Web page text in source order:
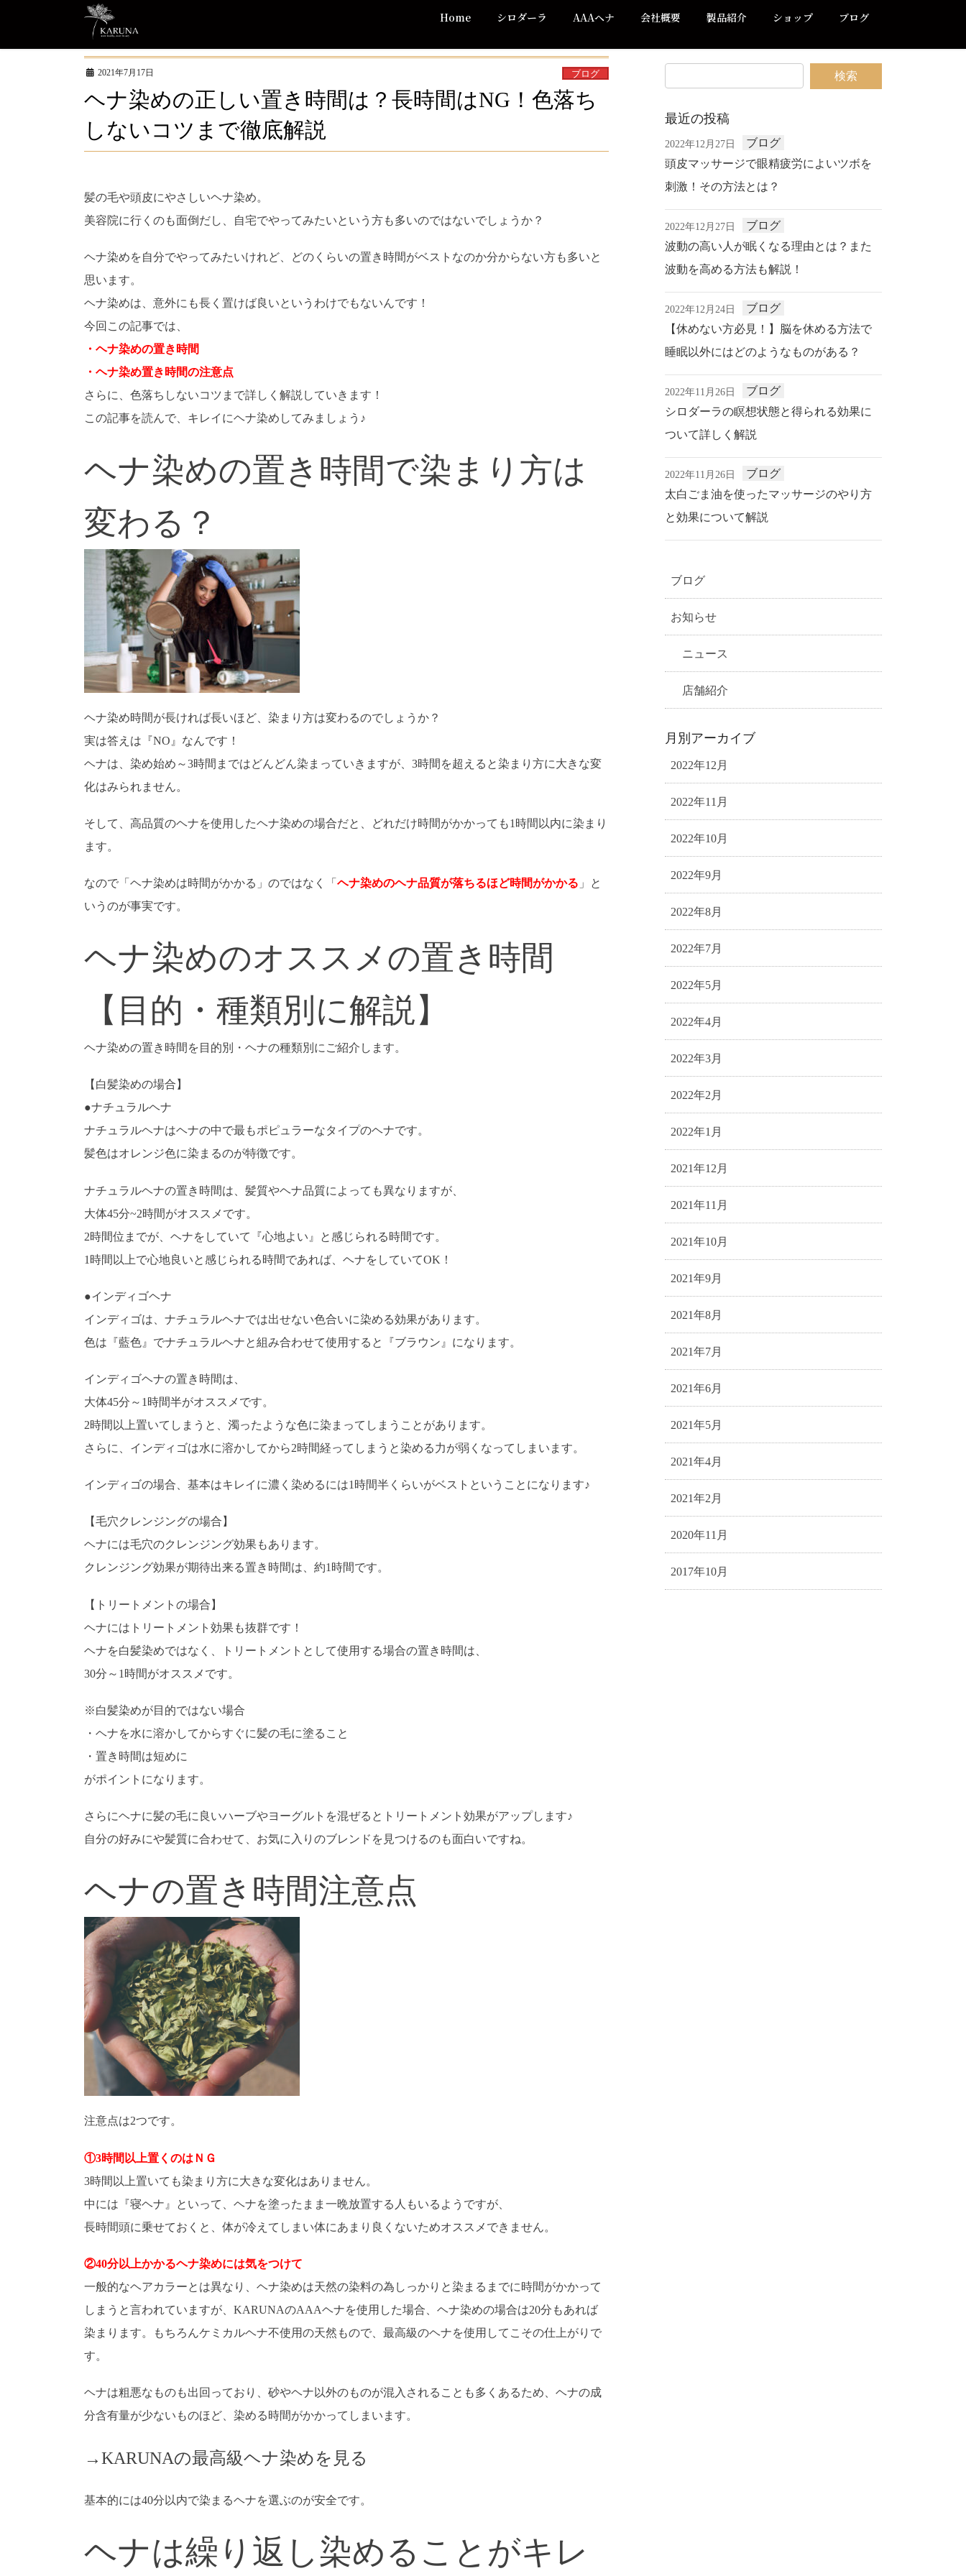
Home シロダーラ AAAヘナ 会社概要 製品紹介 ショップ ブログ
2021年7月17日 ブログ
ヘナ染めの正しい置き時間は？長時間はNG！色落ち
しないコツまで徹底解説
髪の毛や頭皮にやさしいヘナ染め。
美容院に行くのも面倒だし、自宅でやってみたいという方も多いのではないでしょうか？
ヘナ染めを自分でやってみたいけれど、どのくらいの置き時間がベストなのか分からない方も多いと
思います。
ヘナ染めは、意外にも長く置けば良いというわけでもないんです！
今回この記事では、
・ヘナ染めの置き時間
・ヘナ染め置き時間の注意点
さらに、色落ちしないコツまで詳しく解説していきます！
この記事を読んで、キレイにヘナ染めしてみましょう♪
ヘナ染めの置き時間で染まり方は
変わる？
ヘナ染め時間が長ければ長いほど、染まり方は変わるのでしょうか？
実は答えは『NO』なんです！
ヘナは、染め始め～3時間まではどんどん染まっていきますが、3時間を超えると染まり方に大きな変
化はみられません。
そして、高品質のヘナを使用したヘナ染めの場合だと、どれだけ時間がかかっても1時間以内に染まり
ます。
なので「ヘナ染めは時間がかかる」のではなく「 ヘナ染めのヘナ品質が落ちるほど時間がかかる 」と
いうのが事実です。
ヘナ染めのオススメの置き時間
【目的・種類別に解説】
ヘナ染めの置き時間を目的別・ヘナの種類別にご紹介します。
【白髪染めの場合】
●ナチュラルヘナ
ナチュラルヘナはヘナの中で最もポピュラーなタイプのヘナです。
髪色はオレンジ色に染まるのが特徴です。
ナチュラルヘナの置き時間は、髪質やヘナ品質によっても異なりますが、
大体45分~2時間がオススメです。
2時間位までが、ヘナをしていて『心地よい』と感じられる時間です。
1時間以上で心地良いと感じられる時間であれば、ヘナをしていてOK！
●インディゴヘナ
インディゴは、ナチュラルヘナでは出せない色合いに染める効果があります。
色は『藍色』でナチュラルヘナと組み合わせて使用すると『ブラウン』になります。
インディゴヘナの置き時間は、
大体45分～1時間半がオススメです。
2時間以上置いてしまうと、濁ったような色に染まってしまうことがあります。
さらに、インディゴは水に溶かしてから2時間経ってしまうと染める力が弱くなってしまいます。
インディゴの場合、基本はキレイに濃く染めるには1時間半くらいがベストということになります♪
【毛穴クレンジングの場合】
ヘナには毛穴のクレンジング効果もあります。
クレンジング効果が期待出来る置き時間は、約1時間です。
【トリートメントの場合】
ヘナにはトリートメント効果も抜群です！
ヘナを白髪染めではなく、トリートメントとして使用する場合の置き時間は、
30分～1時間がオススメです。
※白髪染めが目的ではない場合
・ヘナを水に溶かしてからすぐに髪の毛に塗ること
・置き時間は短めに
がポイントになります。
さらにヘナに髪の毛に良いハーブやヨーグルトを混ぜるとトリートメント効果がアップします♪
自分の好みにや髪質に合わせて、お気に入りのブレンドを見つけるのも面白いですね。
ヘナの置き時間注意点
注意点は2つです。
①3時間以上置くのはＮＧ
3時間以上置いても染まり方に大きな変化はありません。
中には『寝ヘナ』といって、ヘナを塗ったまま一晩放置する人もいるようですが、
長時間頭に乗せておくと、体が冷えてしまい体にあまり良くないためオススメできません。
②40分以上かかるヘナ染めには気をつけて
一般的なヘアカラーとは異なり、ヘナ染めは天然の染料の為しっかりと染まるまでに時間がかかって
しまうと言われていますが、KARUNAのAAAヘナを使用した場合、ヘナ染めの場合は20分もあれば
染まります。もちろんケミカルヘナ不使用の天然もので、最高級のヘナを使用してこその仕上がりで
す。
ヘナは粗悪なものも出回っており、砂やヘナ以外のものが混入されることも多くあるため、ヘナの成
分含有量が少ないものほど、染める時間がかかってしまいます。
→KARUNAの最高級ヘナ染めを見る
基本的には40分以内で染まるヘナを選ぶのが安全です。
ヘナは繰り返し染めることがキレ
最近の投稿
2022年12月27日
ブログ
頭皮マッサージで眼精疲労によいツボを
刺激！その方法とは？
2022年12月27日
ブログ
波動の高い人が眠くなる理由とは？また
波動を高める方法も解説！
2022年12月24日
ブログ
【休めない方必見！】脳を休める方法で
睡眠以外にはどのようなものがある？
2022年11月26日
ブログ
シロダーラの瞑想状態と得られる効果に
ついて詳しく解説
2022年11月26日
ブログ
太白ごま油を使ったマッサージのやり方
と効果について解説
ブログ
お知らせ
ニュース
店舗紹介
月別アーカイブ
2022年12月
2022年11月
2022年10月
2022年9月
2022年8月
2022年7月
2022年5月
2022年4月
2022年3月
2022年2月
2022年1月
2021年12月
2021年11月
2021年10月
2021年9月
2021年8月
2021年7月
2021年6月
2021年5月
2021年4月
2021年2月
2020年11月
2017年10月